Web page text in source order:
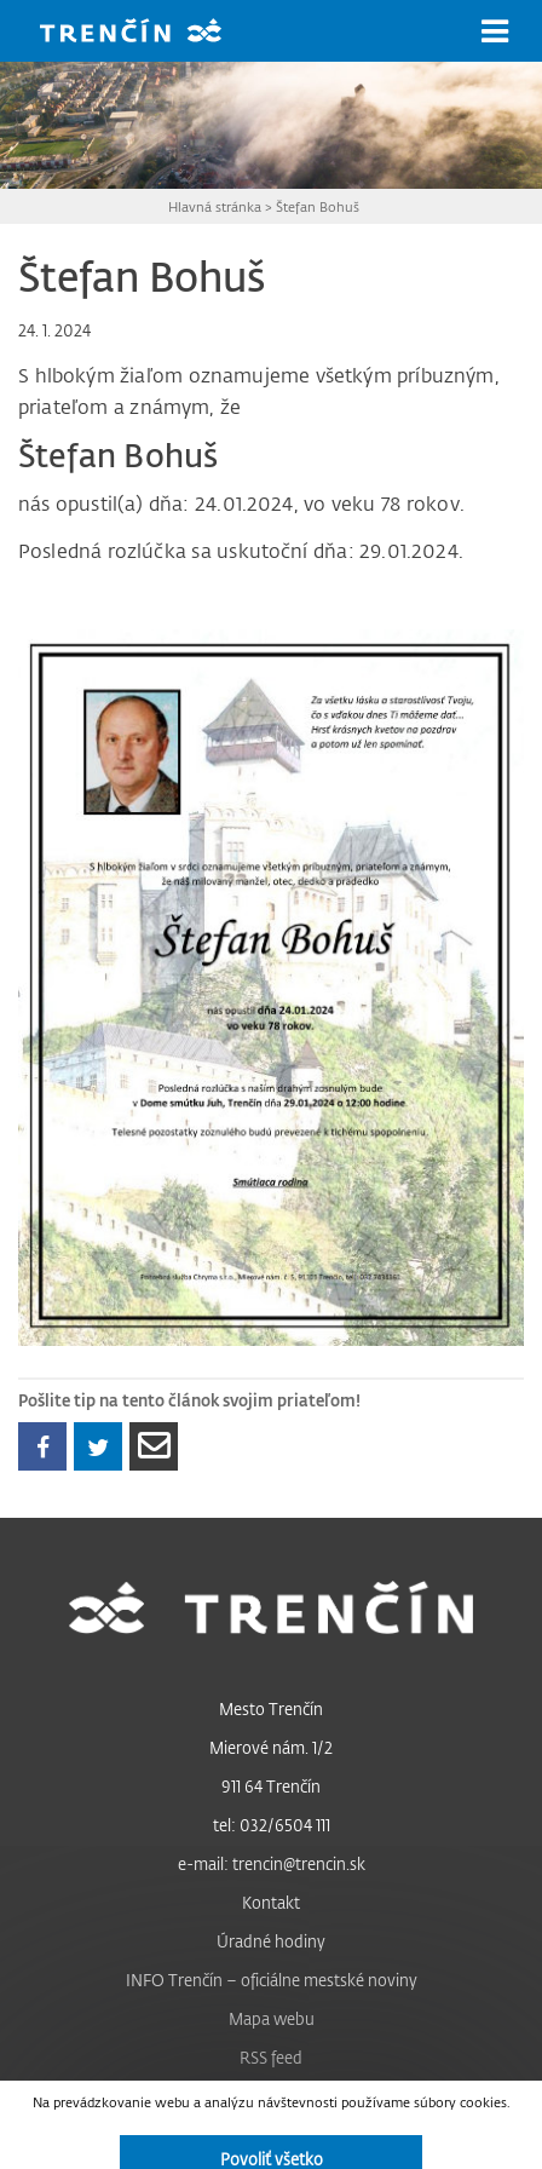
Hlavná stránka >Štefan Bohuš
Štefan Bohuš
24. 1. 2024
S hlbokým žiaľom oznamujeme všetkým príbuzným,
priateľom a známym, že
Štefan Bohuš
nás opustil(a) dňa: 24.01.2024, vo veku 78 rokov.
Posledná rozlúčka sa uskutoční dňa: 29.01.2024.
Pošlite tip na tento článok svojim priateľom!
Na prevádzkovanie webu a analýzu návštevnosti používame súbory cookies.
Povoliť všetko
Mesto Trenčín
Mierové nám. 1/2
911 64 Trenčín
tel: 032/6504 111
e-mail: trencin@trencin.sk
Kontakt
Úradné hodiny
INFO Trenčín – oficiálne mestské noviny
Mapa webu
RSS feed
Nastavenie cookies
Facebook